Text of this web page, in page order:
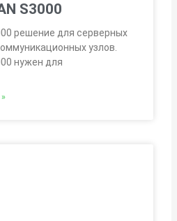
S3000
решение для серверных
узлов.
нужен для